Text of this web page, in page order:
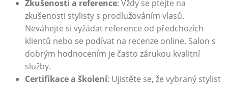
Zkušenosti a reference: Vždy se ptejte na
zkušenosti stylisty s prodlužováním vlasů.
Neváhejte si vyžádat reference od předchozích
klientů nebo se podívat na recenze online. Salon s
dobrým hodnocením je často zárukou kvalitní
služby.
Certifikace a školení: Ujistěte se, že vybraný stylist